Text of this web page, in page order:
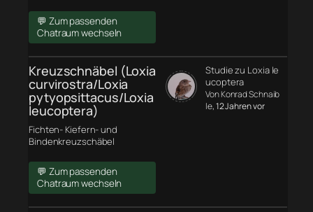
💬 Zum passenden
Chatraum wechseln
Kreuzschnäbel (Loxia
curvirostra/Loxia
pytyopsittacus/Loxia
leucoptera)
Fichten- Kiefern- und
Bindenkreuzschäbel
💬 Zum passenden
Chatraum wechseln
Studie zu Loxia le
ucoptera
Von Konrad Schnaib
le, 12 Jahren vor